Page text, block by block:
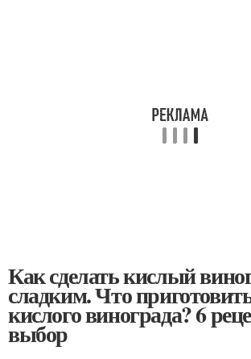
Как сделать кислый
сладким. Что
кислого винограда? 6
выбор